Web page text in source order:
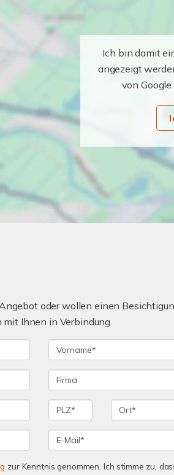
Ich bin damit
angezeigt
von Google
oder wollen einen
Ihnen in Verbindung.
zur Kenntnis genommen. Ich stimme zu,